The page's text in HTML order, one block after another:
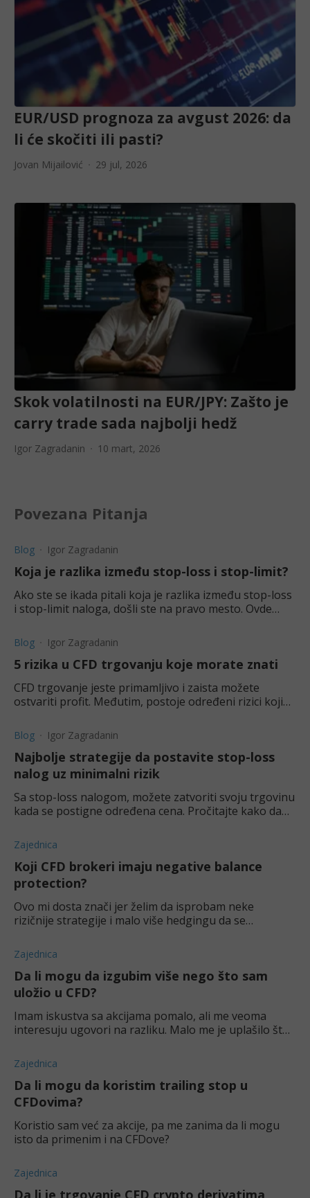
EUR/USD prognoza za avgust 2026: da
li će skočiti ili pasti?
Jovan Mijailović 29 jul, 2026
Skok volatilnosti na EUR/JPY: Zašto je
carry trade sada najbolji hedž
Igor Zagradanin 10 mart, 2026
Povezana Pitanja
Blog Igor Zagradanin
Koja je razlika između stop-loss i stop-limit?
Ako ste se ikada pitali koja je razlika između stop-loss
i stop-limit naloga, došli ste na pravo mesto. Ovde
Blog Igor Zagradanin
5 rizika u CFD trgovanju koje morate znati
CFD trgovanje jeste primamljivo i zaista možete
ostvariti profit. Međutim, postoje određeni rizici kojih
Blog Igor Zagradanin
Najbolje strategije da postavite stop-loss
nalog uz minimalni rizik
Sa stop-loss nalogom, možete zatvoriti svoju trgovinu
kada se postigne određena cena. Pročitajte kako da
Zajednica
Koji CFD brokeri imaju negative balance
protection?
Ovo mi dosta znači jer želim da isprobam neke
rizičnije strategije i malo više hedgingu da se
Zajednica
Da li mogu da izgubim više nego što sam
uložio u CFD?
Imam iskustva sa akcijama pomalo, ali me veoma
interesuju ugovori na razliku. Malo me je uplašilo što
čemu je stvar tu?
Zajednica
Da li mogu da koristim trailing stop u
CFDovima?
Koristio sam već za akcije, pa me zanima da li mogu
isto da primenim i na CFDove?
Zajednica
Da li je trgovanje CFD crypto derivatima